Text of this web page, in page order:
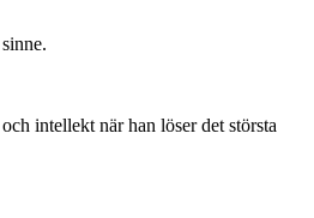
intellekt när han löser det största